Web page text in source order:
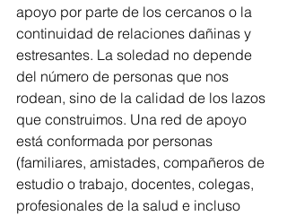
apoyo por parte de los cercanos o la
continuidad de relaciones dañinas y
estresantes. La soledad no depende
del número de personas que nos
rodean, sino de la calidad de los lazos
que construimos. Una red de apoyo
está conformada por personas
(familiares, amistades, compañeros de
estudio o trabajo, docentes, colegas,
profesionales de la salud e incluso